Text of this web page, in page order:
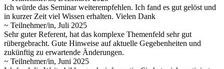
Ich würde das Seminar weiterempfehlen. Ich fand es gut gelöst und
in kurzer Zeit viel Wissen erhalten. Vielen Dank
~ Teilnehmer/in, Juli 2025
Sehr guter Referent, hat das komplexe Themenfeld sehr gut
rübergebracht. Gute Hinweise auf aktuelle Gegebenheiten und
zukünftig zu erwartende Änderungen.
~ Teilnehmer/in, Juni 2025